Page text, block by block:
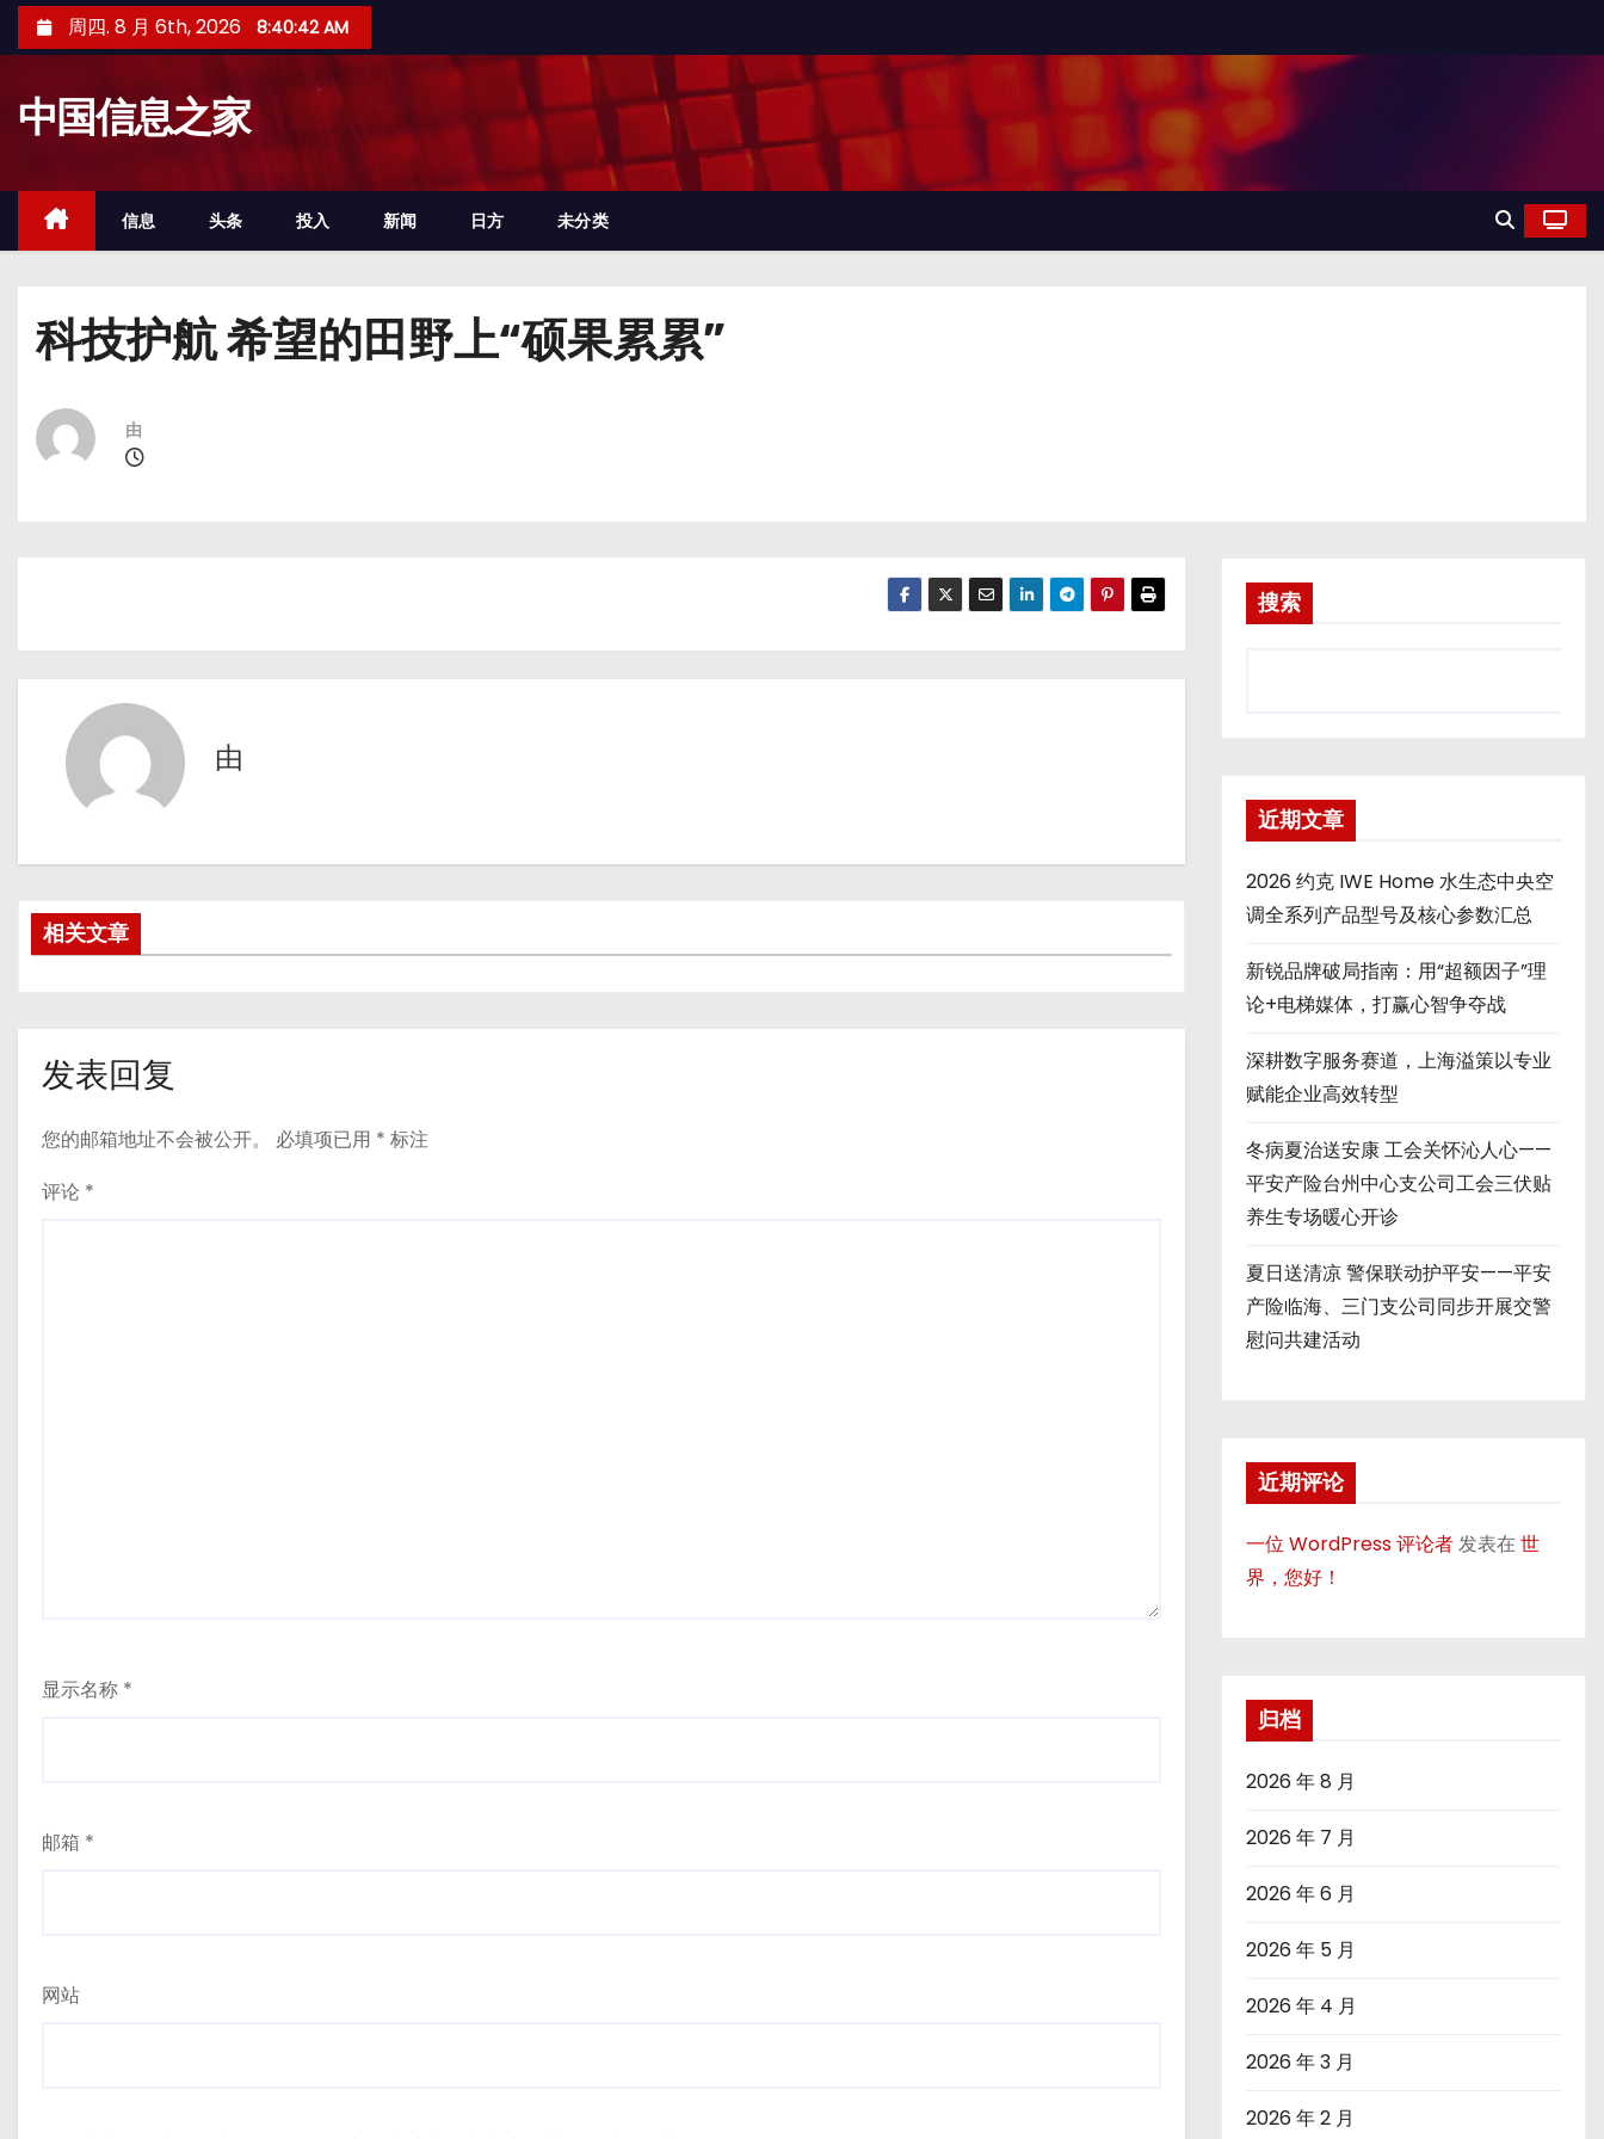
至
周四. 8 月 6th, 2026 8:40:43 AM
中国信息之家
信息 头条 投入 新闻 日方 未分类
科技护航 希望的田野上“硕果累累”
由
由
相关文章
发表回复
您的邮箱地址不会被公开。 必填项已用 * 标注
评论 *
显示名称 *
邮箱 *
网站
搜索
近期文章
2026 约克 IWE Home 水生态中央空
调全系列产品型号及核心参数汇总
新锐品牌破局指南：用“超额因子”理
论+电梯媒体，打赢心智争夺战
深耕数字服务赛道，上海溢策以专业
赋能企业高效转型
冬病夏治送安康 工会关怀沁人心——
平安产险台州中心支公司工会三伏贴
养生专场暖心开诊
夏日送清凉 警保联动护平安——平安
产险临海、三门支公司同步开展交警
慰问共建活动
近期评论
一位 WordPress 评论者发表在世
界，您好！
归档
2026 年 8 月
2026 年 7 月
2026 年 6 月
2026 年 5 月
2026 年 4 月
2026 年 3 月
2026 年 2 月